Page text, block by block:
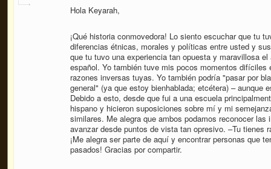
Hola Keyarah,
¡Qué historia conmovedora! Lo siento escuchar que tu
diferencias étnicas, morales y políticas entre usted y
que tu tuvo una experiencia tan opuesta y maravillosa
español. Yo también tuve mis pocos momentos
razones inversas tuyas. Yo también podría "pasar por
general" (ya que estoy bienhablada; etcétera) – aunque
Debido a esto, desde que fui a una escuela
hispano y hicieron suposiciones sobre mí y mi
similares. Me alegra que ambos podamos reconocer
avanzar desde puntos de vista tan opresivo. –Tu
¡Me alegra ser parte de aquí y encontrar personas que
pasados! Gracias por compartir.